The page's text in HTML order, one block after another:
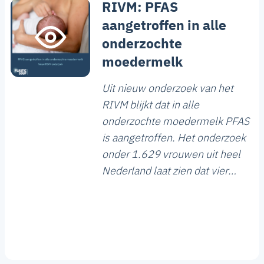
RIVM: PFAS
aangetroffen in alle
onderzochte
moedermelk
Uit nieuw onderzoek van het
RIVM blijkt dat in alle
onderzochte moedermelk PFAS
is aangetroffen. Het onderzoek
onder 1.629 vrouwen uit heel
Nederland laat zien dat vier